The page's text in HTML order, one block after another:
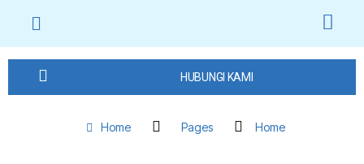
HUBUNGI KAMI
Home Pages Home